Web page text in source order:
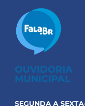
OUVIDORIA
MUNICIPAL
SEGUNDA A